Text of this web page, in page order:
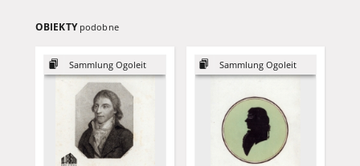
OBIEKTY podobne
Sammlung Ogoleit Sammlung Ogoleit